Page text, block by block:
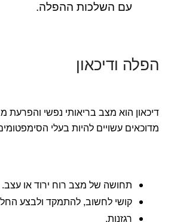
עם השלכות ההפלה.
הפלה ודיכאון
דיכאון הוא מצב בריאותי נפשי והפרעת
מדוכאים עשויים להיות בעלי
תחושה של מצב רוח ירוד או עצב.
קושי לחשוב, להתמקד ולבצע
רגזנות.